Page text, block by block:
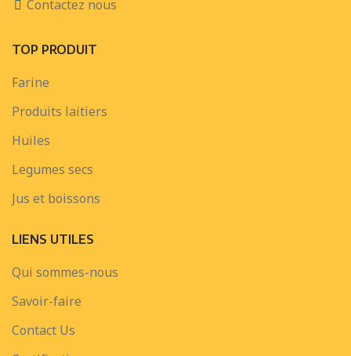
Contactez nous
TOP PRODUIT
Farine
Produits laitiers
Huiles
Legumes secs
Jus et boissons
LIENS UTILES
Qui sommes-nous
Savoir-faire
Contact Us